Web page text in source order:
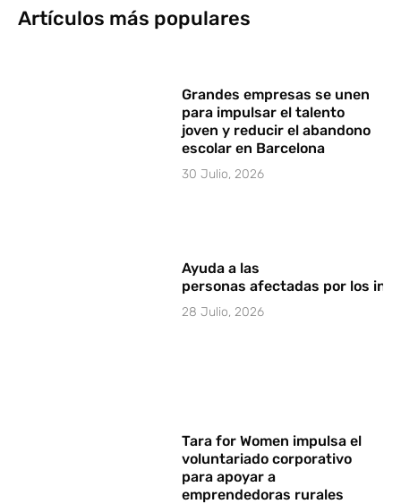
Artículos más populares
Grandes empresas se unen
para impulsar el talento
joven y reducir el abandono
escolar en Barcelona
30 Julio, 2026
Ayuda a las
personas afectadas por los
28 Julio, 2026
Tara for Women impulsa el
voluntariado corporativo
para apoyar a
emprendedoras rurales